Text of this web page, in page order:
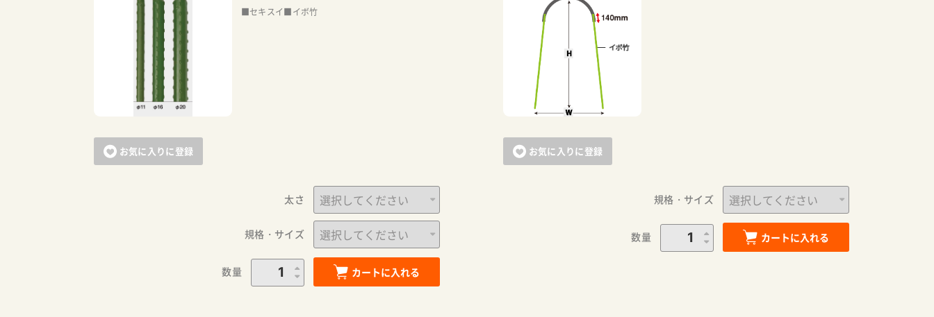
お気に入りに登録
■セキスイ■イボ竹
太さ
規格・サイズ
数量 カートに入れる
お気に入りに登録
規格・サイズ
数量 カートに入れる